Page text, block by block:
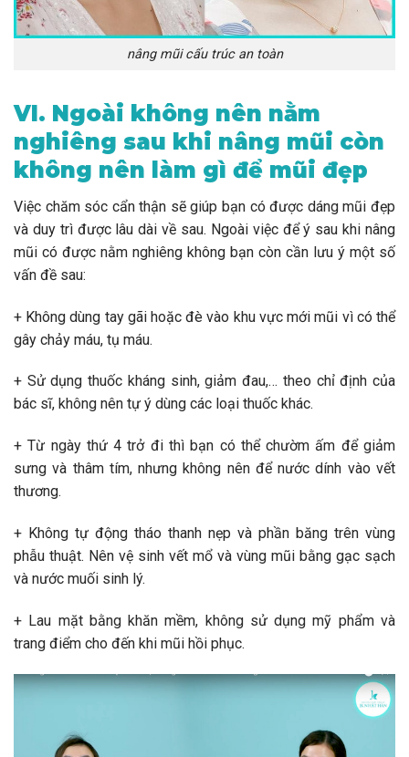
nâng mũi cấu trúc an toàn
VI. Ngoài không nên nằm
nghiêng sau khi nâng mũi còn
không nên làm gì để mũi đẹp
Việc chăm sóc cẩn thận sẽ giúp bạn có được dáng mũi đẹp
và duy trì được lâu dài về sau. Ngoài việc để ý sau khi nâng
mũi có được nằm nghiêng không bạn còn cần lưu ý một số
vấn đề sau:
+ Không dùng tay gãi hoặc đè vào khu vực mới mũi vì có thể
gây chảy máu, tụ máu.
+ Sử dụng thuốc kháng sinh, giảm đau,… theo chỉ định của
bác sĩ, không nên tự ý dùng các loại thuốc khác.
+ Từ ngày thứ 4 trở đi thì bạn có thể chườm ấm để giảm
sưng và thâm tím, nhưng không nên để nước dính vào vết
thương.
+ Không tự động tháo thanh nẹp và phần băng trên vùng
phẫu thuật. Nên vệ sinh vết mổ và vùng mũi bằng gạc sạch
và nước muối sinh lý.
+ Lau mặt bằng khăn mềm, không sử dụng mỹ phẩm và
trang điểm cho đến khi mũi hồi phục.